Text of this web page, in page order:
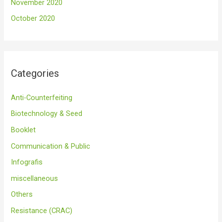
November 2020
October 2020
Categories
Anti-Counterfeiting
Biotechnology & Seed
Booklet
Communication & Public
Infografis
miscellaneous
Others
Resistance (CRAC)